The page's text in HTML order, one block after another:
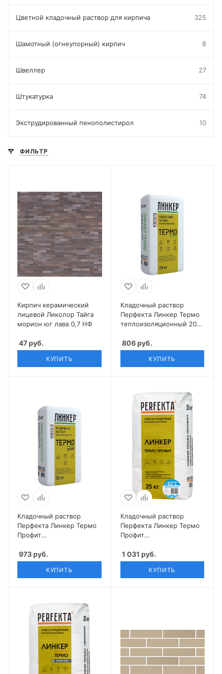
Цветной кладочный раствор для кирпича 325
Шамотный (огнеупорный) кирпич 8
Швеллер 27
Штукатурка 74
Экструдированный пенополистирол 10
ФИЛЬТР
Кирпич керамический
лицевой Ликолор Тайга
морион юг лава 0,7 НФ
47руб.
КУПИТЬ
Кладочный раствор
Перфекта Линкер Термо
теплоизоляционный 20
806руб.
КУПИТЬ
Кладочный раствор
Перфекта Линкер Термо
Профит
кг
973руб.
КУПИТЬ
Кладочный раствор
Перфекта Линкер Термо
Профит
зимняя 25 кг
1 031 руб.
КУПИТЬ